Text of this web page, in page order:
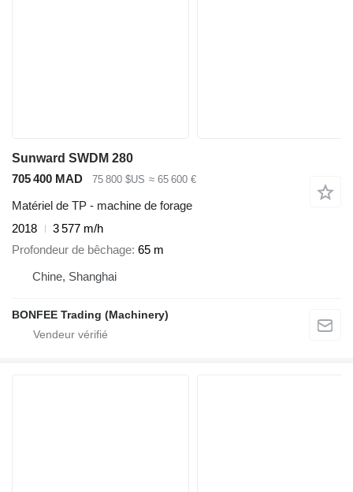
Sunward SWDM 280
705 400 MAD
75 800 $US ≈ 65 600 €
Matériel de TP - machine de forage
2018
3 577 m/h
Profondeur de bêchage 65 m
Chine, Shanghai
BONFEE Trading (Machinery)